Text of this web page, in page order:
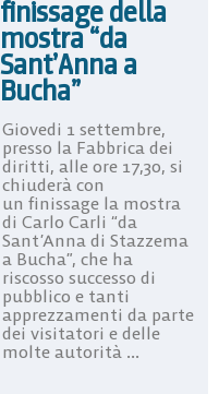
finissage della
mostra “da
Sant’Anna a
Bucha”
Giovedi 1 settembre,
presso la Fabbrica dei
diritti, alle ore 17,30, si
chiuderà con
un finissage la mostra
di Carlo Carli “da
Sant’Anna di Stazzema
a Bucha”, che ha
riscosso successo di
pubblico e tanti
apprezzamenti da parte
dei visitatori e delle
molte autorità ...